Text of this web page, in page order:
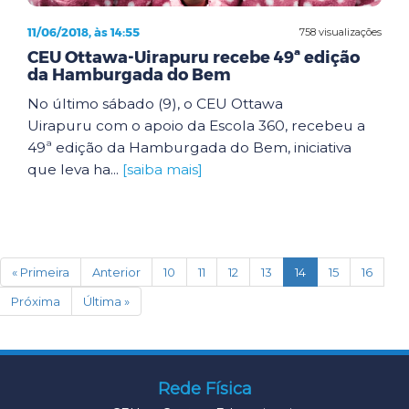
758 visualizações
11/06/2018, às 14:55
CEU Ottawa-Uirapuru recebe 49ª edição
da Hamburgada do Bem
No último sábado (9), o CEU Ottawa
Uirapuru com o apoio da Escola 360, recebeu a
49ª edição da Hamburgada do Bem, iniciativa
que leva ha... [saiba mais]
« Primeira Anterior 10 11 12 13 14(current)
15
16
Próxima
Última »
Rede Física